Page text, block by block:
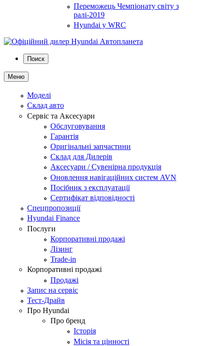
Переможець Чемпіонату світу з
ралі-2019
Hyundai у WRC
Поиск
Меню
Моделі
Склад авто
Сервіс та Аксесуари
Обслуговування
Гарантія
Оригінальні запчастини
Склад для Дилерів
Аксесуари / Сувенірна продукція
Оновлення навігаційних систем AVN
Посібник з експлуатації
Сертифікат відповідності
Спецпропозиції
Hyundai Finance
Послуги
Корпоративні продажі
Лізинг
Trade-in
Корпоративні продажі
Продажі
Запис на сервіс
Тест-Драйв
Про Hyundai
Про бренд
Історія
Місія та цінності